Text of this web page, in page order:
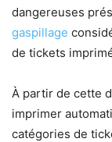
dangereuses
gaspillage
de tickets
À partir de cette
imprimer
catégories de